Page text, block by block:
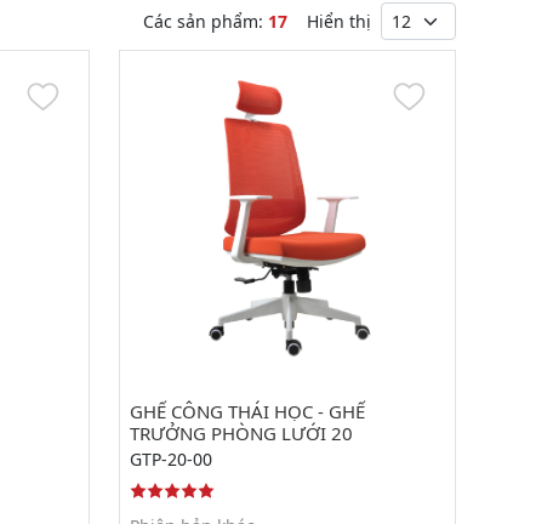
Các sản phẩm: 17 Hiển thị
GHẾ CÔNG THÁI HỌC - GHẾ
TRƯỞNG PHÒNG LƯỚI 20
GTP-20-00